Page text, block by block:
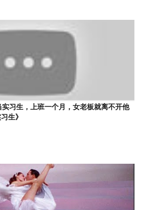
实习生，上班一个月，女老板就离不开他
生》